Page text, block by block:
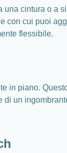
cintura o a
cui puoi
flessibile.
piano.
un